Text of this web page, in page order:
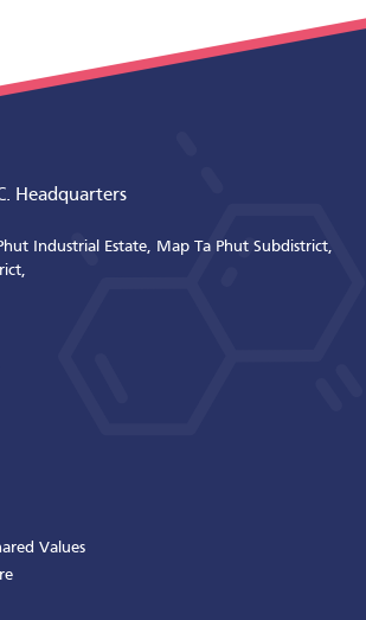
Headquarters
Industrial Estate, Map Ta Phut Subdistrict,
Values